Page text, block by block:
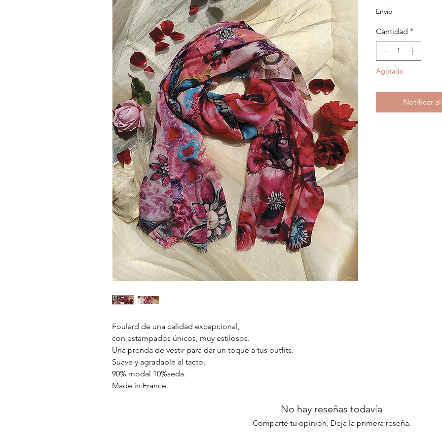
Foulard de una calidad excepcional,
con estampados únicos, muy estilosos.
Una prenda de vestir para dar un toque a tus outfits.
Suave y agradable al tacto.
90% modal 10%seda.
Made in France.
Envío
Cantidad *
Agotado
Notificar
No hay reseñas todavía
Comparte tu opinión. Deja la primera reseña.